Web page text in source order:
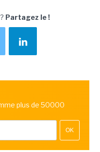
Partagez le !
plus de 50000
OK